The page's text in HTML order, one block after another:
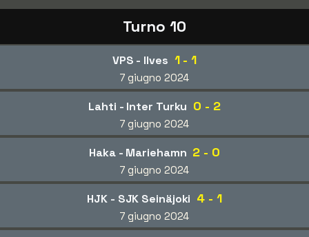
Turno 10
VPS - Ilves 1 - 1
7 giugno 2024
Lahti - Inter Turku 0 - 2
7 giugno 2024
Haka - Mariehamn 2 - 0
7 giugno 2024
HJK - SJK Seinäjoki 4 - 1
7 giugno 2024